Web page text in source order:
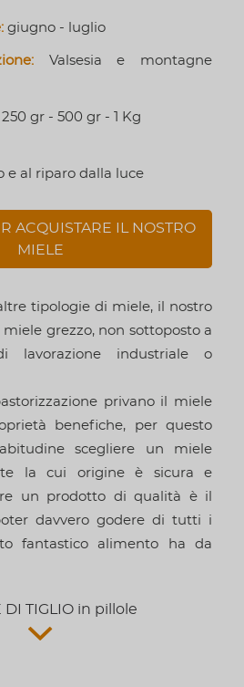
giugno - luglio
Valsesia e montagne
250 gr - 500 gr - 1 Kg
e al riparo dalla luce
ACQUISTARE IL NOSTRO
MIELE
tipologie di miele, il nostro
grezzo, non sottoposto a
lavorazione industriale o
privano il miele
benefiche, per questo
scegliere un miele
la cui origine è sicura e
un prodotto di qualità è il
davvero godere di tutti i
fantastico alimento ha da
DI TIGLIO in pillole